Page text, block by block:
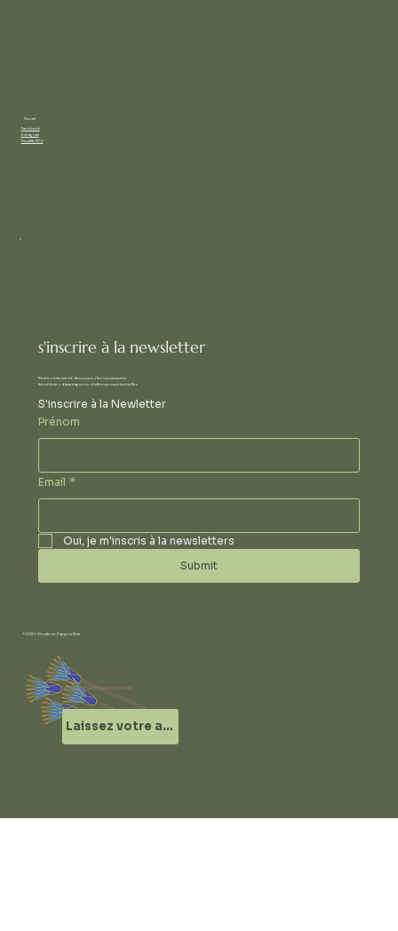
Social
Facebook
Instagram
Résalib RDV
s'inscrire à la newsletter
Restez informé et découvrez les nouveautés.
Bénéficiez d'avantages ou d'offres promotionnelles
S'inscrire à la Newletter
Prénom
Email *
Oui, je m'inscris à la newsletters
Submit
© 2025 Studio Le Papyrus Noir
Laissez votre avis !